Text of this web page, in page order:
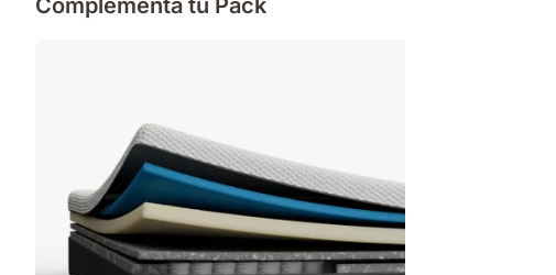
Complementa tu Pack